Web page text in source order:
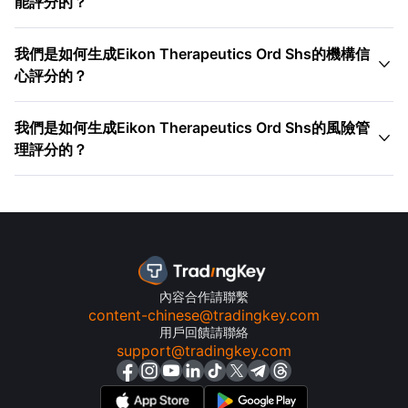
我們是如何生成Eikon Therapeutics Ord Shs的機構信
心評分的？

我們是如何生成Eikon Therapeutics Ord Shs的風險管
理評分的？

內容合作請聯繫
content-chinese@tradingkey.com
用戶回饋請聯絡
support@tradingkey.com